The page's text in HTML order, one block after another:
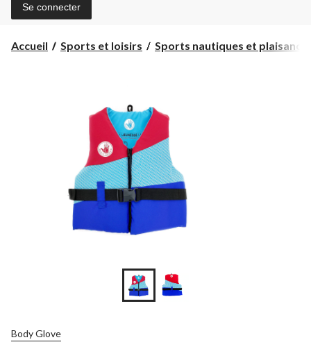
Se connecter
Accueil Sports et loisirs Sports nautiques et plaisanc...
Body Glove